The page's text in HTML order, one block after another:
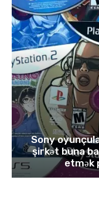
Sony
şirkət buna
etmək